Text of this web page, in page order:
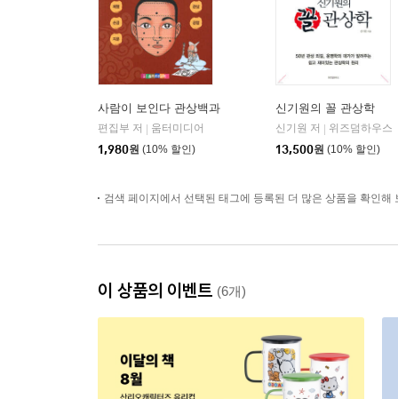
사람이 보인다 관상백과
편집부 저
움터미디어
1,980원 (10% 할인)
신기원의 꼴 관상학
신기원 저
위즈덤하우스
13,500원 (10% 할인)
검색 페이지에서 선택된 태그에 등록된 더 많은 상품을 확인해
이 상품의 이벤트 (6개)